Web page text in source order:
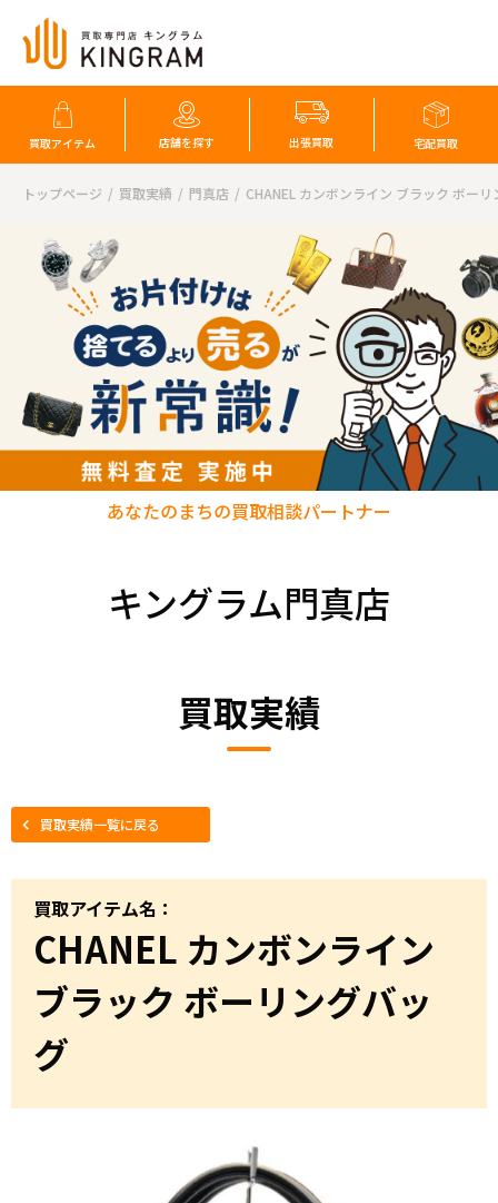
買取アイテム 店舗を探す 出張買取 宅配買取
トップページ 買取実績 門真店 CHANEL カンボンライン ブラック ボー
キングラム門真店
あなたのまちの買取相談パートナー
買取実績
買取実績一覧に戻る
買取アイテム名：
CHANEL カンボンライン
ブラック ボーリングバッ
グ